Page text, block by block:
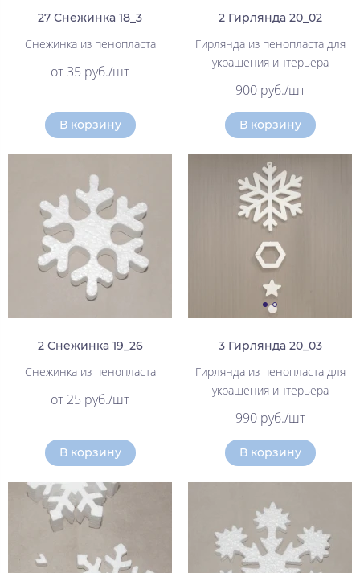
27 Снежинка 18_3
Снежинка из пенопласта
от 35 руб./шт
В корзину
2 Гирлянда 20_02
Гирлянда из пенопласта для
украшения интерьера
900 руб./шт
В корзину
2 Снежинка 19_26
Снежинка из пенопласта
от 25 руб./шт
В корзину
3 Гирлянда 20_03
Гирлянда из пенопласта для
украшения интерьера
990 руб./шт
В корзину